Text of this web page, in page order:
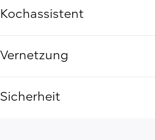
Kochassistent
Vernetzung
Sicherheit